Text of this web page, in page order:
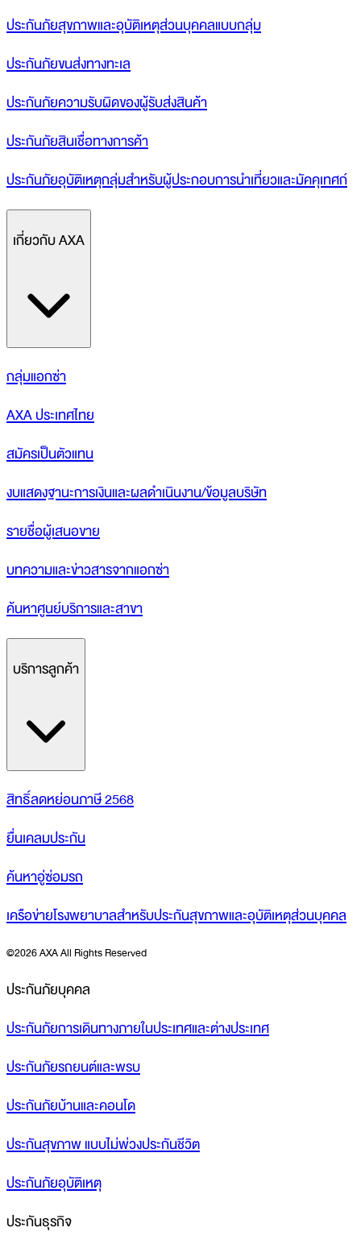
ประกันภัยสุขภาพและอุบัติเหตุส่วนบุคคลแบบกลุ่ม
ประกันภัยขนส่งทางทะเล
ประกันภัยความรับผิดของผู้รับส่งสินค้า
ประกันภัยสินเชื่อทางการค้า
ประกันภัยอุบัติเหตุกลุ่มสำหรับผู้ประกอบการนำเที่ยวและมัคคุเทศก์
เกี่ยวกับ AXA
กลุ่มแอกซ่า
AXA ประเทศไทย
สมัครเป็นตัวแทน
งบแสดงฐานะการเงินและผลดำเนินงาน/ข้อมูลบริษัท
รายชื่อผู้เสนอขาย
บทความและข่าวสารจากแอกซ่า
ค้นหาศูนย์บริการและสาขา
บริการลูกค้า
สิทธิ์ลดหย่อนภาษี 2568
ยื่นเคลมประกัน
ค้นหาอู่ซ่อมรถ
เครือข่ายโรงพยาบาลสำหรับประกันสุขภาพและอุบัติเหตุส่วนบุคคล
©2026 AXA All Rights Reserved
ประกันภัยบุคคล
ประกันภัยการเดินทางภายในประเทศและต่างประเทศ
ประกันภัยรถยนต์และพรบ
ประกันภัยบ้านและคอนโด
ประกันสุขภาพ แบบไม่พ่วงประกันชีวิต
ประกันภัยอุบัติเหตุ
ประกันธุรกิจ